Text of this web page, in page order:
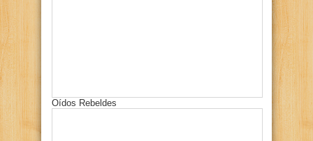
Oídos Rebeldes